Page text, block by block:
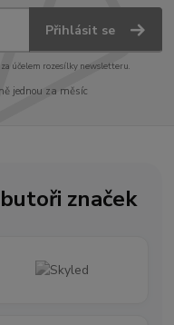
Přihlásit se
účelem rozesílky newsletteru.
jednou za měsíc
značek